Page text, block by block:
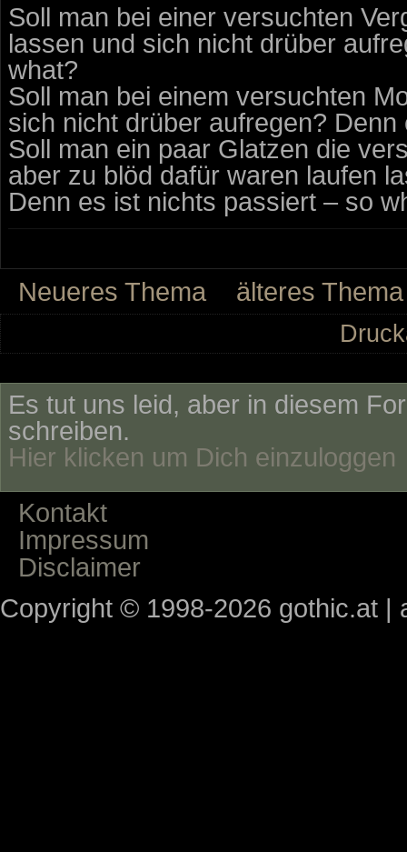
Soll man bei einer versuchten
lassen und sich nicht drüber
what?
Soll man bei einem versuchten
sich nicht drüber aufregen?
Soll man ein paar Glatzen die
aber zu blöd dafür waren laufen
Denn es ist nichts passiert – so
Neueres Thema älteres Thema
Es tut uns leid, aber in diesem
schreiben.
Hier klicken um Dich einzuloggen
Kontakt
Impressum
Disclaimer
Copyright © 1998-2026 gothic.at |